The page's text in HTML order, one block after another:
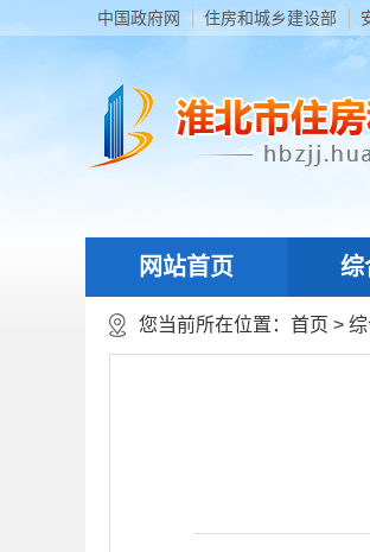
中国政府网 住房和城乡建设部
网站首页 综
您当前所在位置： 首页 >